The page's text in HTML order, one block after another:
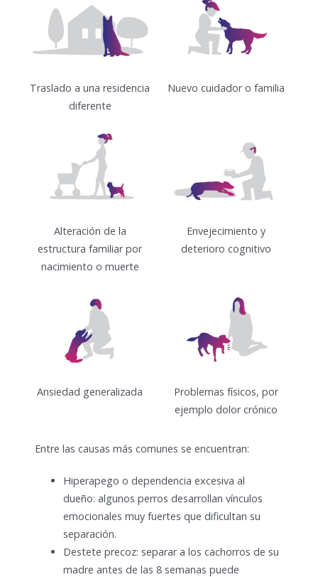
Traslado a una residencia
diferente
Nuevo cuidador o familia
Alteración de la
estructura familiar por
nacimiento o muerte
Envejecimiento y
deterioro cognitivo
Ansiedad generalizada
Problemas físicos, por
ejemplo dolor crónico
Entre las causas más comunes se encuentran:
Hiperapego o dependencia excesiva al
dueño: algunos perros desarrollan vínculos
emocionales muy fuertes que dificultan su
separación.
Destete precoz: separar a los cachorros de su
madre antes de las 8 semanas puede